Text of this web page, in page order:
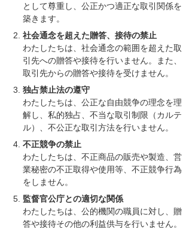
として尊重し、公正かつ適正な取引関係を
築きます。
社会通念を超えた贈答、接待の禁止
わたしたちは、社会通念の範囲を超えた取
引先への贈答や接待を行いません。また、
取引先からの贈答や接待を受けません。
独占禁止法の遵守
わたしたちは、公正な自由競争の理念を理
解し、私的独占、不当な取引制限（カルテ
ル）、不公正な取引方法を行いません。
不正競争の禁止
わたしたちは、不正商品の販売や製造、営
業秘密の不正取得や使用等、不正競争行為
をしません。
監督官公庁との適切な関係
わたしたちは、公的機関の職員に対し、贈
答や接待その他の利益供与を行いません。